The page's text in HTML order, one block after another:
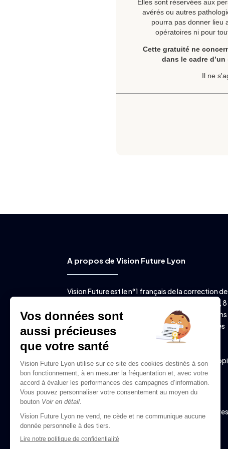
Elles sont réservées aux
avérés ou autres
pourra pas donner lieu
opératoires ni pour
Cette gratuité ne
dans le cadre
Il ne
A propos de Vision Future Lyon
Vision Future est le n°1 français de la correction
vision par laser avec plus de 15 ans d’expérience, 8
salles d’intervention, plus de 11.000 interventions
chaque année (dont près de 5.000 à Lyon) et des
lasers de dernière génération. Vision Future est
spécialisé dans l’opération de la myopie, de la
presbytie, de l’astigmatisme et de
 20 rue de la Villette – 69003 Lyon

06 82 21 91 71 (urgences post-opératoires
uniquement)
 contact@visionfuturelyon.fr